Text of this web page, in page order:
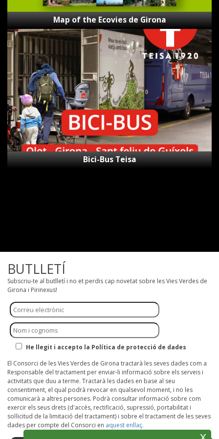
Map of the Ecovies de Girona
Bici-
Bus
Teisa
Bici-Bus Teisa
BUTLLETÍ
Subscriu-te al butlletí i no et perdis cap novetat sobre les Vies Verdes de
Girona i Pirinexus!
He llegit i accepto la Política de protecció de dades
El Consorci de les Vies Verdes de Girona tractarà les seves dades com a
Responsable del tractament per enviar-li informació sobre els serveis i
activitats que duu a terme. Tractarà les dades en base al seu
consentiment, el qual podrà revocar en qualsevol moment, i no les
comunicarà a altres persones. Podrà consultar informació sobre com
exercir els seus drets (d'accés, rectificació, supressió, portabilitat i
sol·licitud de la limitació del tractament) i sobre el tractament de les seves
dades per compte del Consorci en aquest enllaç.